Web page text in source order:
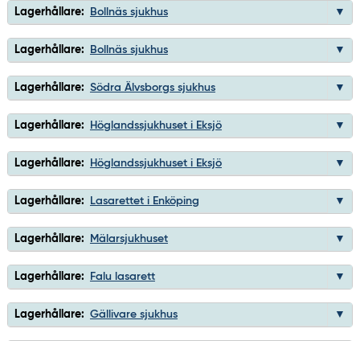
Lagerhållare: Bollnäs sjukhus
Lagerhållare: Bollnäs sjukhus
Lagerhållare: Södra Älvsborgs sjukhus
Lagerhållare: Höglandssjukhuset i Eksjö
Lagerhållare: Höglandssjukhuset i Eksjö
Lagerhållare: Lasarettet i Enköping
Lagerhållare: Mälarsjukhuset
Lagerhållare: Falu lasarett
Lagerhållare: Gällivare sjukhus